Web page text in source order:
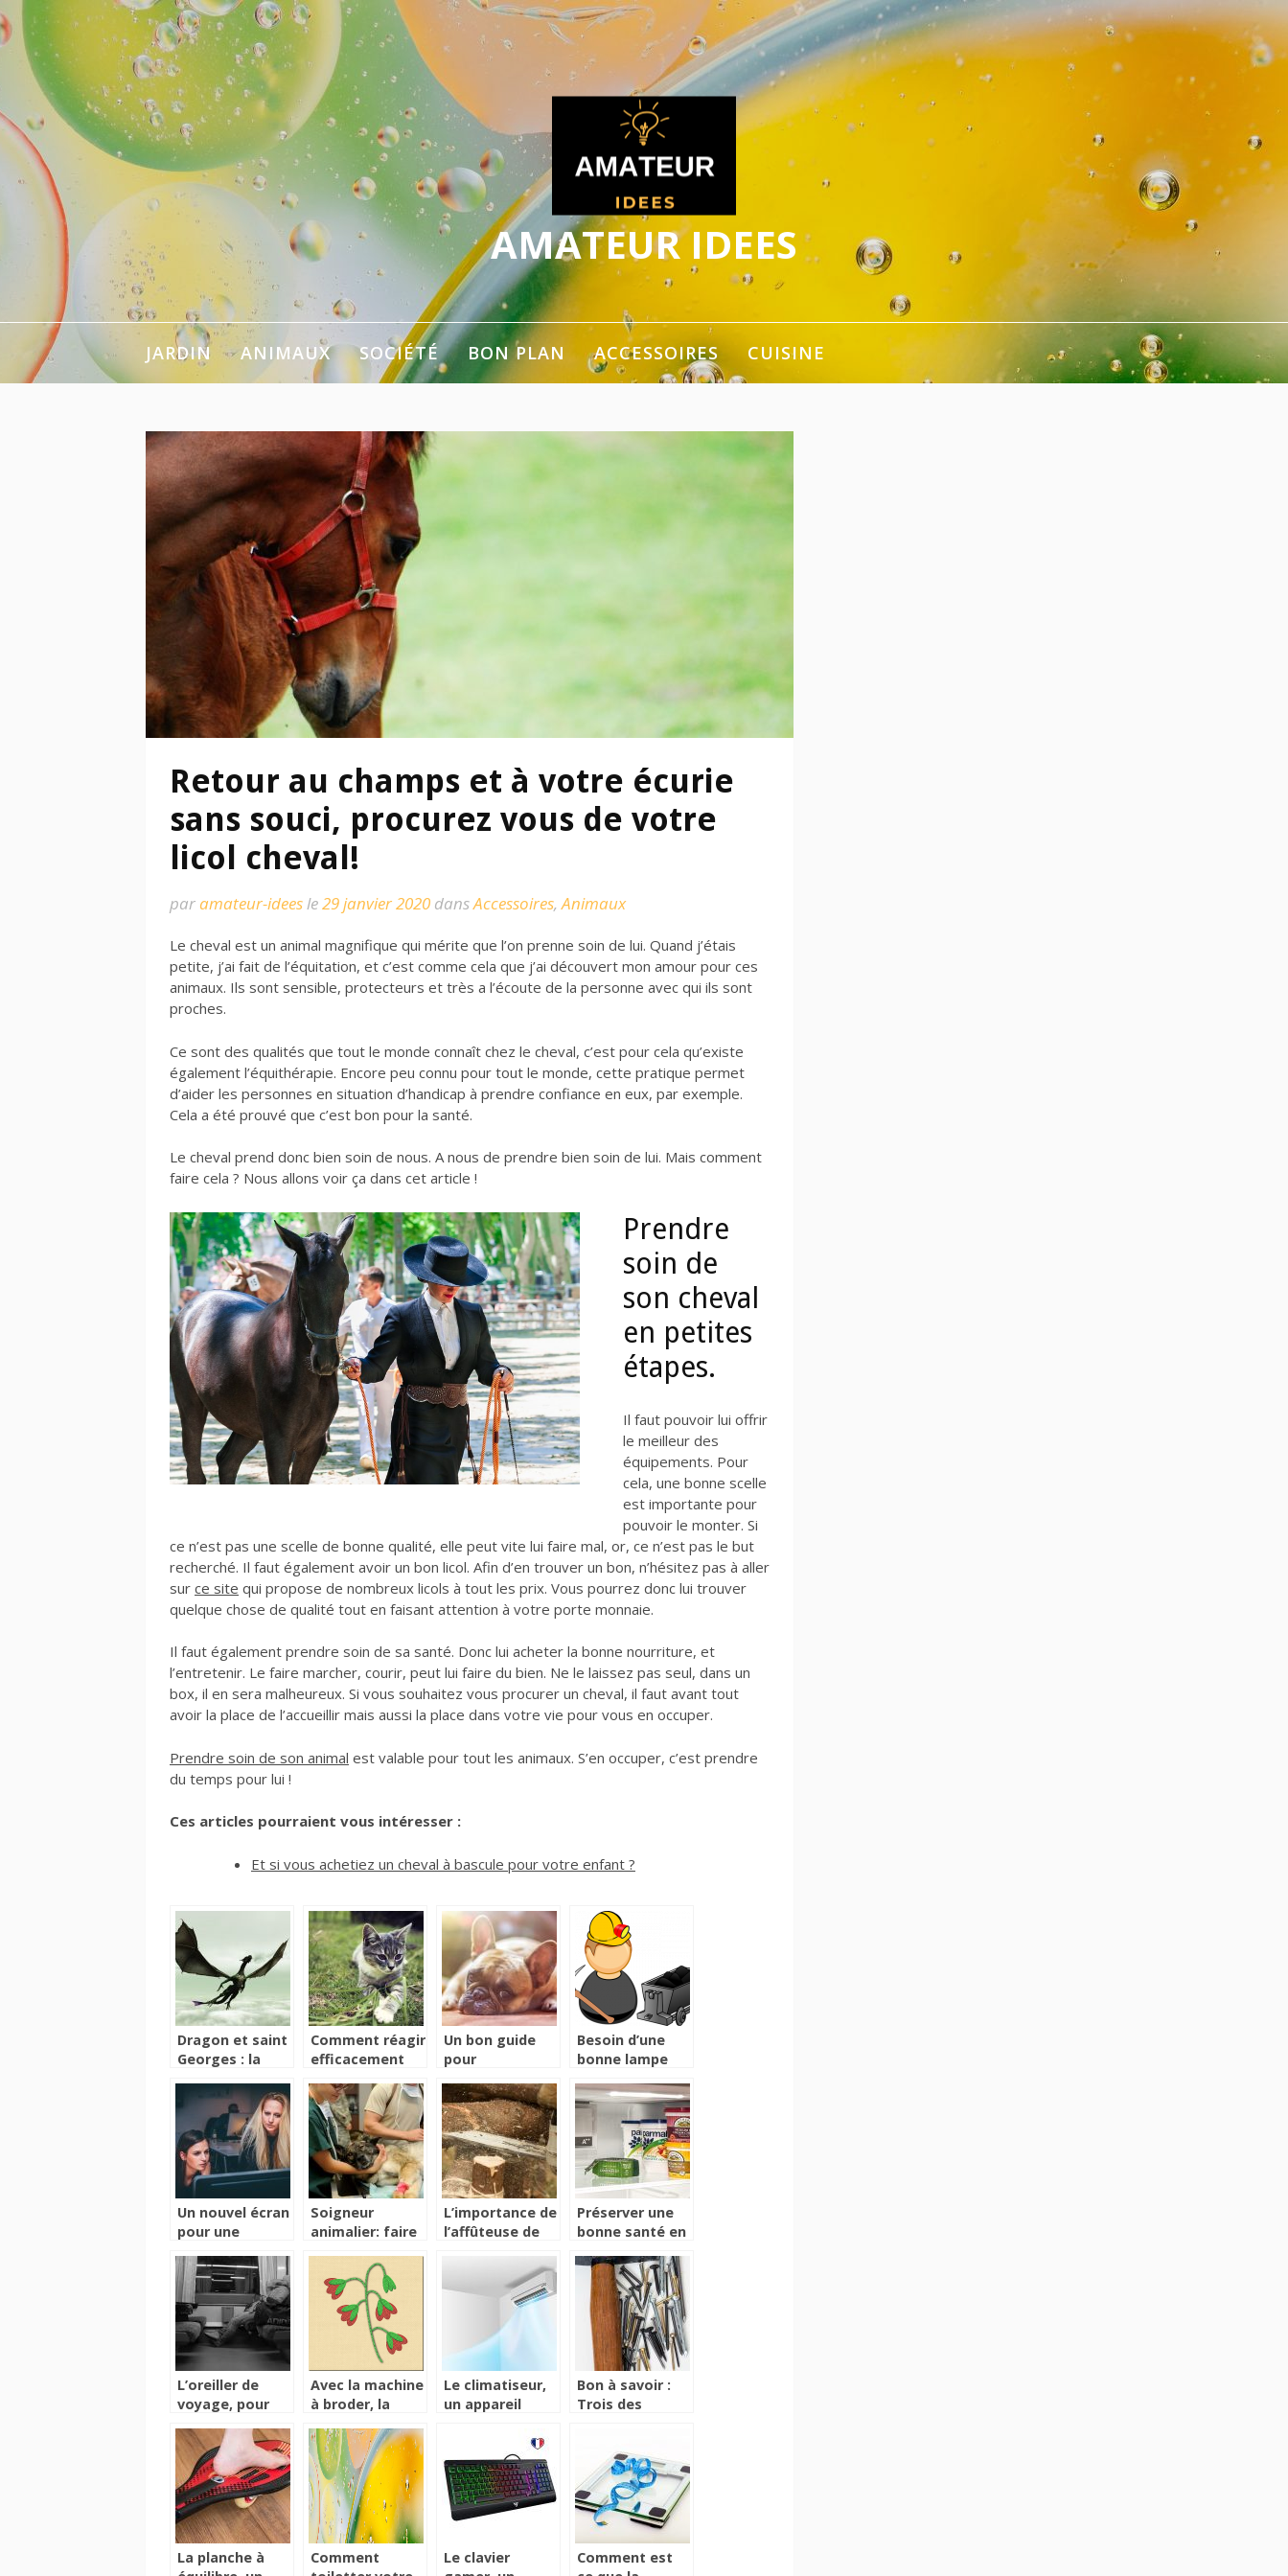
Aller
au
contenu
AMATEUR IDEES
Pour se changer les idées
JARDIN ANIMAUX SOCIÉTÉ BON PLAN ACCESSOIRES CUISINE
Retour au champs et à votre écurie
sans souci, procurez vous de votre
licol cheval!
paramateur-ideesle29 janvier 2020 dansAccessoires,Animaux
Le cheval est un animal magnifique qui mérite que l’on prenne soin de lui. Quand j’étais
petite, j’ai fait de l’équitation, et c’est comme cela que j’ai découvert mon amour pour ces
animaux. Ils sont sensible, protecteurs et très a l’écoute de la personne avec qui ils sont
proches.
Ce sont des qualités que tout le monde connaît chez le cheval, c’est pour cela qu’existe
également l’équithérapie. Encore peu connu pour tout le monde, cette pratique permet
d’aider les personnes en situation d’handicap à prendre confiance en eux, par exemple.
Cela a été prouvé que c’est bon pour la santé.
Le cheval prend donc bien soin de nous. A nous de prendre bien soin de lui. Mais comment
faire cela ? Nous allons voir ça dans cet article !
Prendre
soin de
son cheval
en petites
étapes.
Il faut pouvoir lui offrir
le meilleur des
équipements. Pour
cela, une bonne scelle
est importante pour
pouvoir le monter. Si
ce n’est pas une scelle de bonne qualité, elle peut vite lui faire mal, or, ce n’est pas le but
recherché. Il faut également avoir un bon licol. Afin d’en trouver un bon, n’hésitez pas à aller
sur ce site qui propose de nombreux licols à tout les prix. Vous pourrez donc lui trouver
quelque chose de qualité tout en faisant attention à votre porte monnaie.
Il faut également prendre soin de sa santé. Donc lui acheter la bonne nourriture, et
l’entretenir. Le faire marcher, courir, peut lui faire du bien. Ne le laissez pas seul, dans un
box, il en sera malheureux. Si vous souhaitez vous procurer un cheval, il faut avant tout
avoir la place de l’accueillir mais aussi la place dans votre vie pour vous en occuper.
Prendre soin de son animal est valable pour tout les animaux. S’en occuper, c’est prendre
du temps pour lui !
Ces articles pourraient vous intéresser :
Et si vous achetiez un cheval à bascule pour votre enfant ?
Dragon et saint
Georges : la
le mythe
Comment réagir
efficacement
un problème
vétérinaire?
Un bon guide
pour
prendre en
charge vos
animaux en
détresse
Besoin d’une
bonne lampe
Un nouvel écran
pour une
réussite
professionnelle
Soigneur
animalier: faire
L’importance de
l’affûteuse de
Préserver une
bonne santé en
cellules de
refroidissement
L’oreiller de
voyage, pour
paisiblement
dans les
transports
Avec la machine
à broder, la
une véritable
partie de plaisir!
Le climatiseur,
un appareil
période de
chaleur
Bon à savoir :
Trois des
La planche à
Comment
Le clavier
Comment est